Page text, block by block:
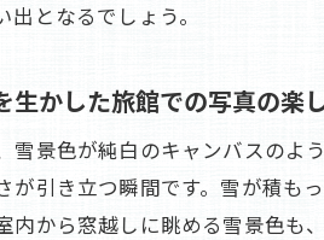
出となるでしょう。
生かした旅館での写真の楽
雪景色が純白のキャンバスのよ
が引き立つ瞬間です。雪が積も
内から窓越しに眺める雪景色も